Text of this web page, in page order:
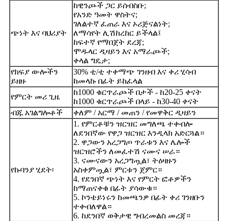
ጭነት እና ባህሪያት
ከዊንጮች ጋር ይሰብስቡ;
የአንድ ዓመት ዋስትና;
ገለልተኛ ፈጠራ እና ኦሪጅናልነት;
ለማሳየት ሊሽከረከር ይችላል፤
ከፍተኛ የማበጀት ደረጃ;
ሞዱላር ዲዛይን እና አማራጮች;
ቀላል ግዴታ;
የክፍያ ውሎችን
ይዘዙ
30% ቲ/ቲ ተቀማጭ ገንዘብ እና ቀሪ ሂሳብ
ከመላኩ በፊት ይከፈላል
የምርት መሪ ጊዜ
ከ1000 ቁርጥራጮች በታች - ከ20-25 ቀናት
ከ1000 ቁርጥራጮች በላይ - ከ30-40 ቀናት
ብጁ አገልግሎቶች
ቀለም / አርማ / መጠን / የመዋቅር ዲዛይን
የኩባንያ ሂደት፡
1. የምርቶቹን ዝርዝር መግለጫ ተቀብሎ
ለደንበኛው የዋጋ ዝርዝር እንዲላክ አድርጓል።
2. ዋጋውን አረጋግጦ ጥራቱን እና ሌሎች
ዝርዝሮችን ለመፈተሽ ናሙና ሠራ።
3. ናሙናውን አረጋግጧል፣ ትዕዛዙን
አስቀምጧል፣ ምርቱን ጀምር።
4. የደንበኛ ጭነት እና የምርት ፎቶዎችን
ከማጠናቀቁ በፊት ያሳውቁ።
5. ኮንቴይነሩን ከመጫንዎ በፊት ቀሪ ገንዘቡን
ተቀብለዋል።
6. ከደንበኛ ወቅታዊ ግብረመልስ መረጃ።